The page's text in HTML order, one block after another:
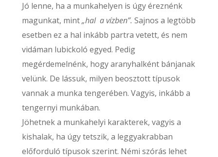
Jó lenne, ha a munkahelyen is úgy éreznénk
magunkat, mint„hal a vízben”. Sajnos a legtöbb
esetben ez a hal inkább partra vetett, és nem
vidáman lubickoló egyed. Pedig
megérdemelnénk, hogy aranyhalként bánjanak
velünk. De lássuk, milyen beosztott típusok
vannak a munka tengerében. Vagyis, inkább a
tengernyi munkában.
Jöhetnek a munkahelyi karakterek, vagyis a
kishalak, ha úgy tetszik, a leggyakrabban
előforduló típusok szerint. Némi szórás lehet